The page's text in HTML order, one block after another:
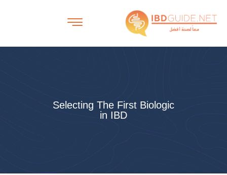
Selecting The First Biologic
in IBD